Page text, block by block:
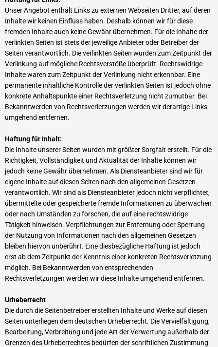
Unser Angebot enthält Links zu externen Webseiten Dritter, auf deren
Inhalte wir keinen Einfluss haben. Deshalb können wir für diese
fremden Inhalte auch keine Gewähr übernehmen. Für die Inhalte der
verlinkten Seiten ist stets der jeweilige Anbieter oder Betreiber der
Seiten verantwortlich. Die verlinkten Seiten wurden zum Zeitpunkt der
Verlinkung auf mögliche Rechtsverstöße überprüft. Rechtswidrige
Inhalte waren zum Zeitpunkt der Verlinkung nicht erkennbar. Eine
permanente inhaltliche Kontrolle der verlinkten Seiten ist jedoch ohne
konkrete Anhaltspunkte einer Rechtsverletzung nicht zumutbar. Bei
Bekanntwerden von Rechtsverletzungen werden wir derartige Links
umgehend entfernen.
Haftung für Inhalt:
Die Inhalte unserer Seiten wurden mit größter Sorgfalt erstellt. Für die
Richtigkeit, Vollständigkeit und Aktualität der Inhalte können wir
jedoch keine Gewähr übernehmen. Als Diensteanbieter sind wir für
eigene Inhalte auf diesen Seiten nach den allgemeinen Gesetzen
verantwortlich. Wir sind als Diensteanbieter jedoch nicht verpflichtet,
übermittelte oder gespeicherte fremde Informationen zu überwachen
oder nach Umständen zu forschen, die auf eine rechtswidrige
Tätigkeit hinweisen. Verpflichtungen zur Entfernung oder Sperrung
der Nutzung von Informationen nach den allgemeinen Gesetzen
bleiben hiervon unberührt. Eine diesbezügliche Haftung ist jedoch
erst ab dem Zeitpunkt der Kenntnis einer konkreten Rechtsverletzung
möglich. Bei Bekanntwerden von entsprechenden
Rechtsverletzungen werden wir diese Inhalte umgehend entfernen.
Urheberrecht
Die durch die Seitenbetreiber erstellten Inhalte und Werke auf diesen
Seiten unterliegen dem deutschen Urheberrecht. Die Vervielfältigung,
Bearbeitung, Verbreitung und jede Art der Verwertung außerhalb der
Grenzen des Urheberrechtes bedürfen der schriftlichen Zustimmung